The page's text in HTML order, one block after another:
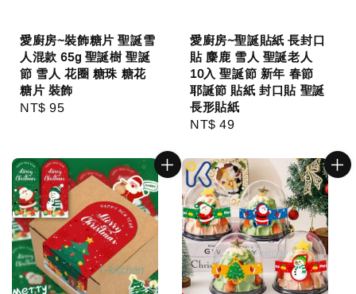
愛廚房~裝飾糖片 聖誕雪
人混款 65g 聖誕樹 聖誕
節 雪人 花圈 糖珠 糖花
糖片 裝飾
Regular
NT$ 95
愛廚房~聖誕貼紙 長封口
貼 麋鹿 雪人 聖誕老人
10入 聖誕節 新年 春節
耶誕節 貼紙 封口貼 聖誕
長形貼紙
Regular
NT$ 49